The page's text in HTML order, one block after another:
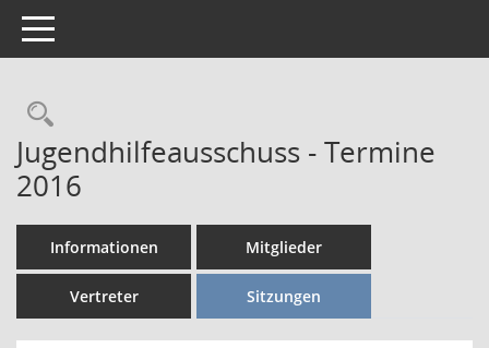
Toggle navigation
Rechercheauswahl
Jugendhilfeausschuss - Termine
2016
Informationen Mitglieder
Vertreter Sitzungen